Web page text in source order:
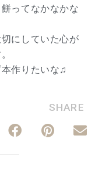
ってなかなかな
にしていた心が
作りたいな♫
SHARE